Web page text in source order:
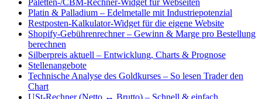
Platin & Palladium – Edelmetalle mit Industriepotenzial
Restposten-Kalkulator-Widget für die eigene Website
Shopify-Gebührenrechner – Gewinn & Marge pro Bestellung
berechnen
Silberpreis aktuell – Entwicklung, Charts & Prognose
Stellenangebote
Technische Analyse des Goldkurses – So lesen Trader den
Chart
USt-Rechner (Netto ↔ Brutto) – Schnell & einfach